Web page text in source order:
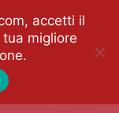
accetti il
migliore